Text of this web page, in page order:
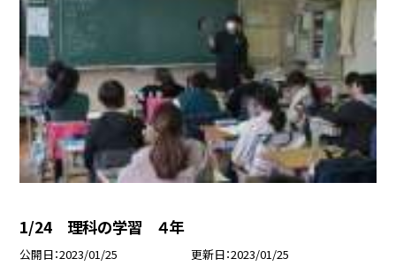
1/24 理科の学習 ４年
公開日 2023/01/25 更新日 2023/01/25